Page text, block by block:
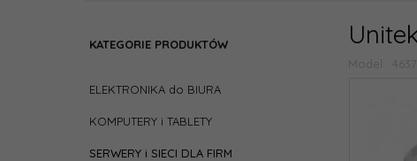
KATEGORIE PRODUKTÓW
ELEKTRONIKA do BIURA
KOMPUTERY i TABLETY
SERWERY i SIECI DLA FIRM
Model: